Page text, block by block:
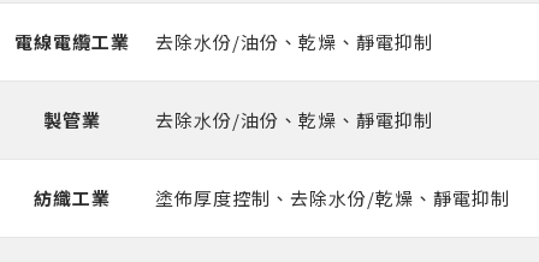
電線電纜⼯業 去除⽔份/油份、乾燥、靜電抑制
製管業 去除⽔份/油份、乾燥、靜電抑制
紡織⼯業 塗佈厚度控制、去除⽔份/乾燥、靜電抑制